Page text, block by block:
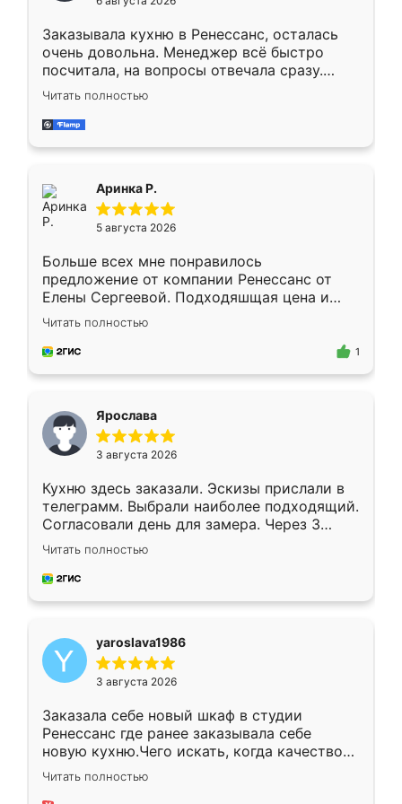
мебели буду заказывать только здесь.
Заказывала кухню в Ренессанс, осталась
очень довольна. Менеджер всё быстро
посчитала, на вопросы отвечала сразу.
Замерщик приехал в субботу, подошёл к
делу со всей ответственностью. Собрали
за день, ребята работали аккуратно, даже
Читать полностью
Аринка Р.
5 августа 2026
Больше всех мне понравилось
предложение от компании Ренессанс от
Елены Сергеевой. Подходяшщая цена и
короткие сроки изготовления. Приехавший
для замера сотрудник Владислав
предложил по моему эскизу самый
Читать полностью
1
Ярослава
3 августа 2026
Кухню здесь заказали. Эскизы прислали в
телеграмм. Выбрали наиболее подходящий.
Согласовали день для замера. Через 3
недели кухня была уже готова. Остались
довольны работой. Спасибо Ренессанс
мебель за качественную работу!
Читать полностью
yaroslava1986
3 августа 2026
Заказала себе новый шкаф в студии
Ренессанс где ранее заказывала себе
новую кухню.Чего искать, когда качеством
вполне довольна. Служит кухня уже почти
два года, нареканий нет.
Читать полностью